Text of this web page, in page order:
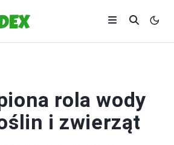
rola wody
i zwierząt